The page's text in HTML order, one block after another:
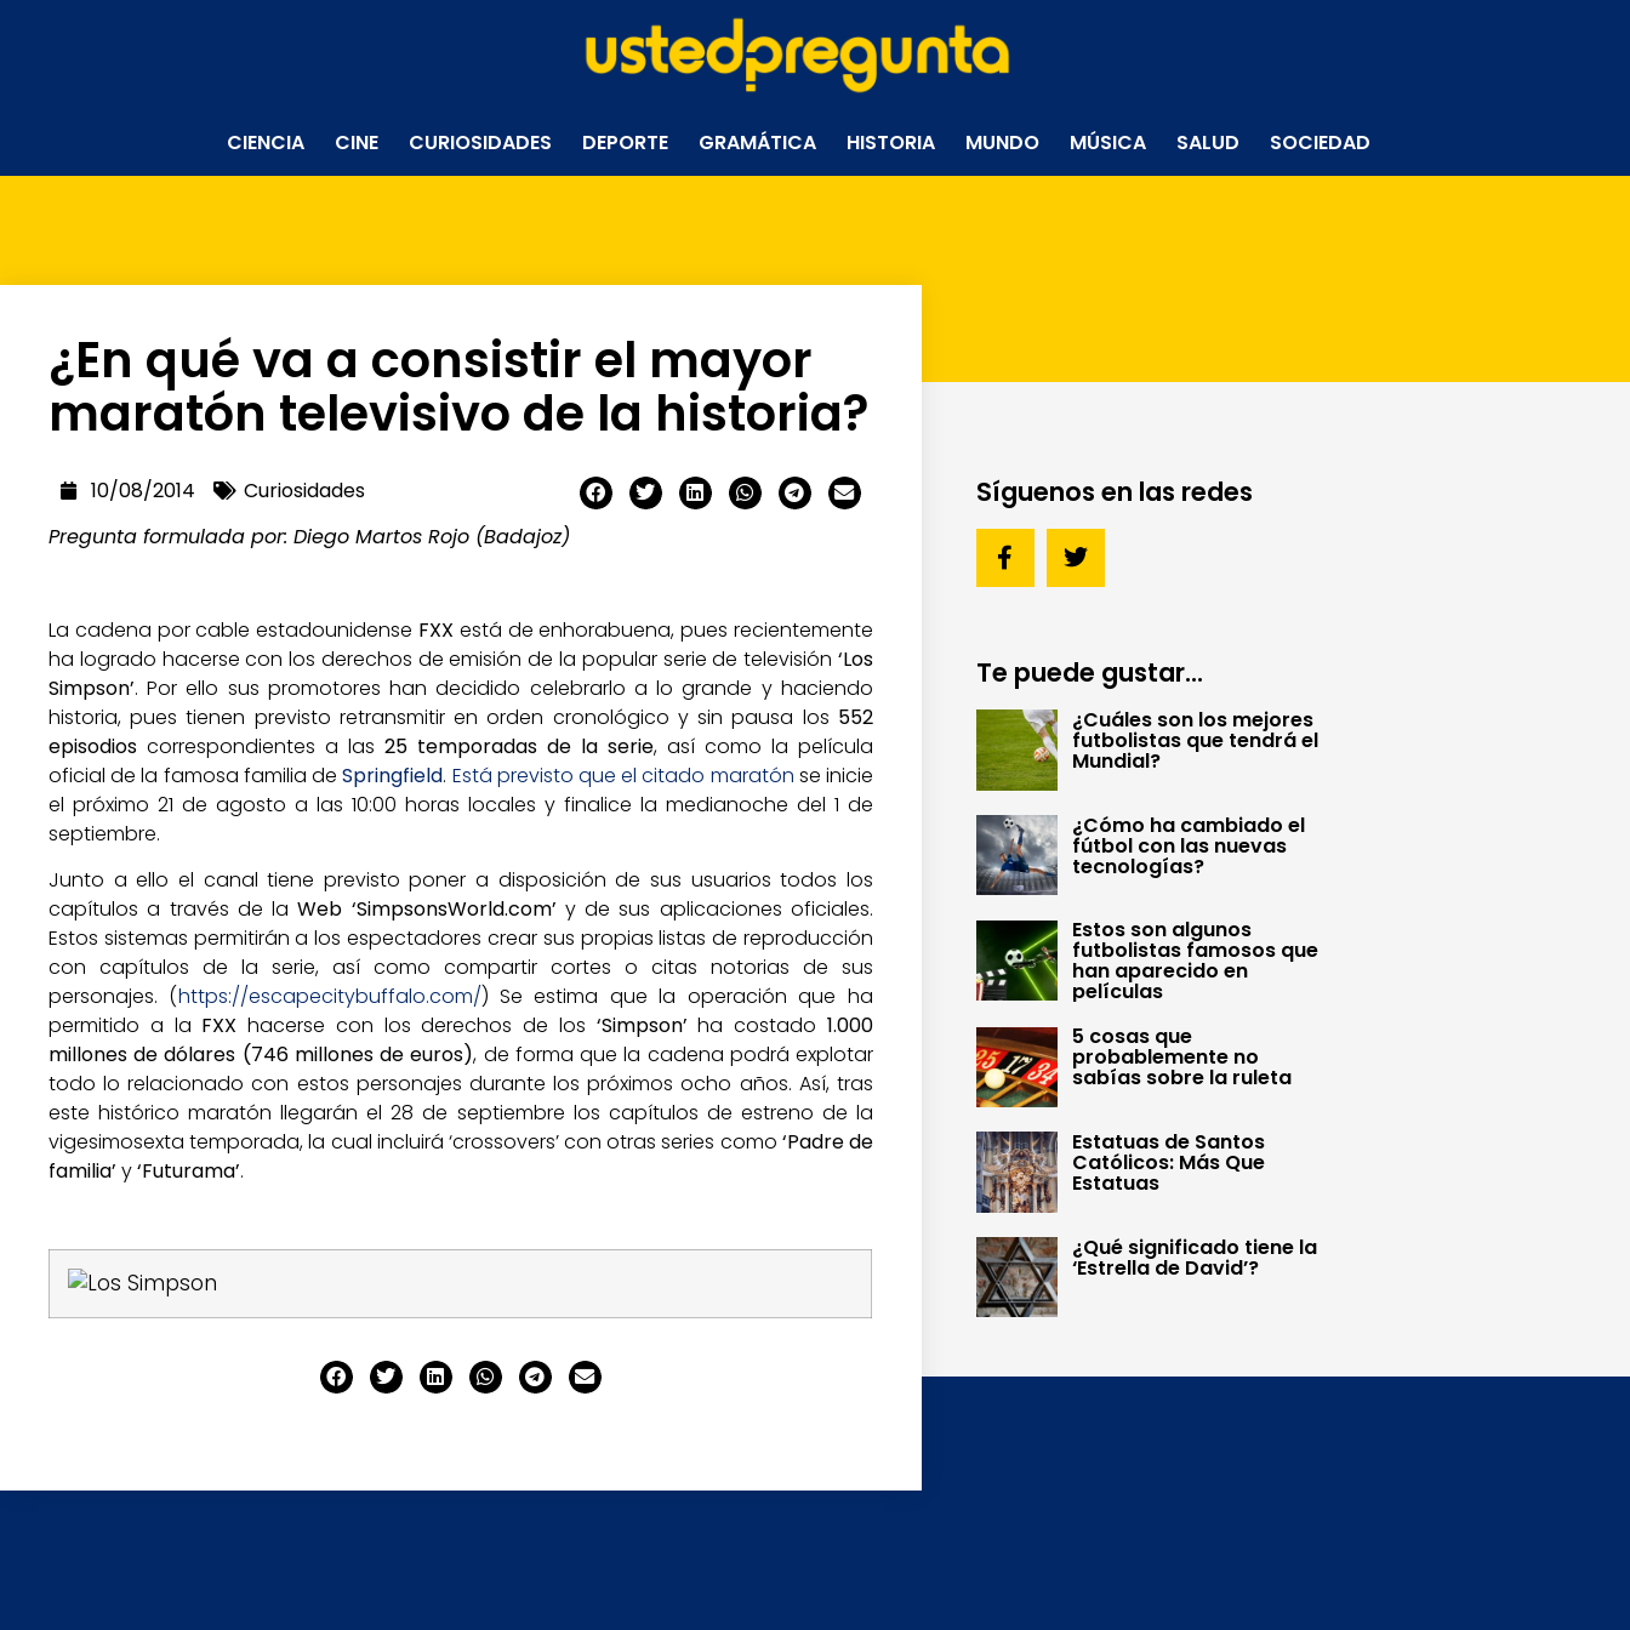
CIENCIA CINE CURIOSIDADES DEPORTE GRAMÁTICA HISTORIA MUNDO MÚSICA SALUD SOCIEDAD
¿En qué va a consistir el mayor
maratón televisivo de la historia?
10/08/2014
Curiosidades
Pregunta formulada por: Diego Martos Rojo (Badajoz)
La cadena por cable estadounidense FXX está de enhorabuena, pues recientemente
ha logrado hacerse con los derechos de emisión de la popular serie de televisión ‘Los
Simpson’. Por ello sus promotores han decidido celebrarlo a lo grande y haciendo
historia, pues tienen previsto retransmitir en orden cronológico y sin pausa los 552
episodios correspondientes a las 25 temporadas de la serie, así como la película
oficial de la famosa familia deSpringfield. Está previsto que el citado maratón se inicie
el próximo 21 de agosto a las 10:00 horas locales y finalice la medianoche del 1 de
septiembre.
Junto a ello el canal tiene previsto poner a disposición de sus usuarios todos los
capítulos a través de laWeb ‘SimpsonsWorld.com’ y de sus aplicaciones oficiales.
Estos sistemas permitirán a los espectadores crear sus propias listas de reproducción
con capítulos de la serie, así como compartir cortes o citas notorias de sus
personajes. (https://escapecitybuffalo.com/) Se estima que la operación que ha
permitido a la FXX hacerse con los derechos de los ‘Simpson’ ha costado1.000
millones de dólares (746 millones de euros), de forma que la cadena podrá explotar
todo lo relacionado con estos personajes durante los próximos ocho años. Así, tras
este histórico maratón llegarán el 28 de septiembre los capítulos de estreno de la
vigesimosexta temporada, la cual incluirá ‘crossovers’ con otras series como ‘Padre de
familia’ y‘Futurama’.
Síguenos en las redes
Te puede gustar...
¿Cuáles son los mejores
futbolistas que tendrá el
Mundial?
¿Cómo ha cambiado el
fútbol con las nuevas
tecnologías?
Estos son algunos
futbolistas famosos que
han aparecido en
películas
5 cosas que
probablemente no
sabías sobre la ruleta
Estatuas de Santos
Católicos: Más Que
Estatuas
¿Qué significado tiene la
‘Estrella de David’?